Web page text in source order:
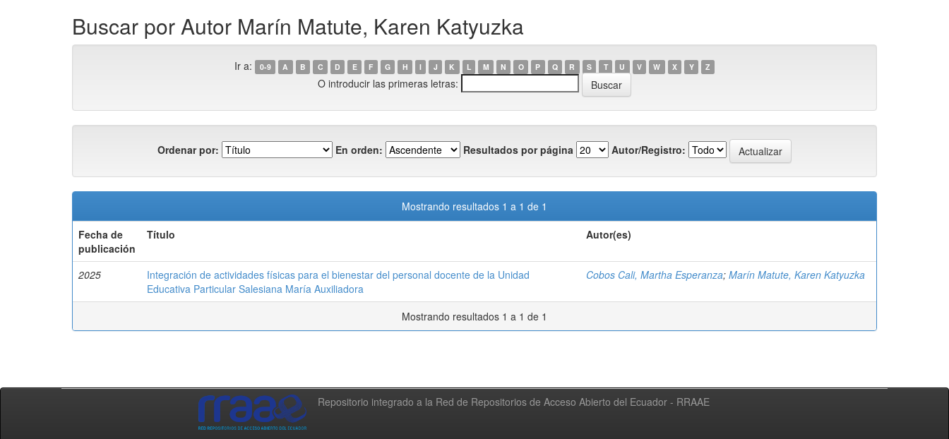
Buscar por Autor Marín Matute, Karen Katyuzka
Ir a: 0-9 A B C D E F G H I J K L M N O P Q R S T U V W X Y Z
O introducir las primeras letras:
Ordenar por: En orden: Resultados por página Autor/Registro:
Mostrando resultados 1 a 1 de 1
Fecha de
publicación
Título Autor(es)
2025
Integración de actividades físicas para el bienestar del personal docente de la Unidad
Educativa Particular Salesiana María Auxiliadora
Cobos Cali, Martha Esperanza; Marín Matute, Karen Katyuzka
Mostrando resultados 1 a 1 de 1
Repositorio integrado a la Red de Repositorios de Acceso Abierto del Ecuador - RRAAE